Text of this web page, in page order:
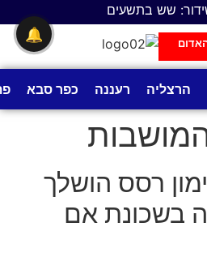
שש בתשעים
הרצליה רעננה כפר סבא
רסס הושלך
בשכונת אם
🔔